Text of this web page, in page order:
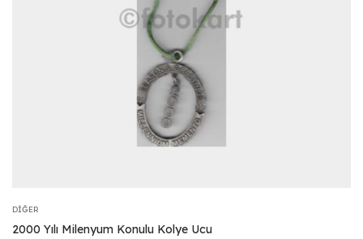
DIĞER
2000 Yılı Milenyum Konulu Kolye Ucu